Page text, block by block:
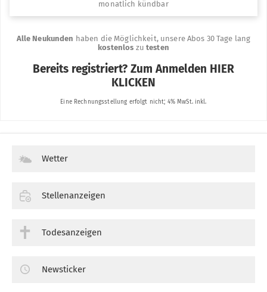
Wetter
Stellenanzeigen
Todesanzeigen
Newsticker